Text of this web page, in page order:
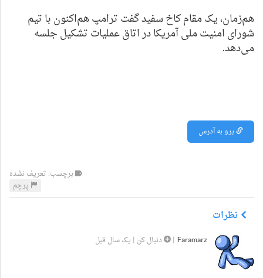
هم‌زمان، یک مقام کاخ سفید گفت ترامپ هم‌اکنون با تیم
شورای امنیت ملی آمریکا در اتاق عملیات تشکیل جلسه
می‌دهد.
برو به آدرس
برچسب: تعریف نشده
پرچم
نظرات
Faramarz
| دنبال کن | یک سال قبل